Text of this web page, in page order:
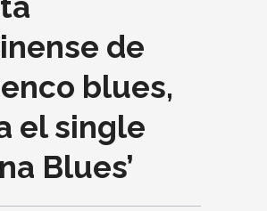
de
blues,
el single
Blues’